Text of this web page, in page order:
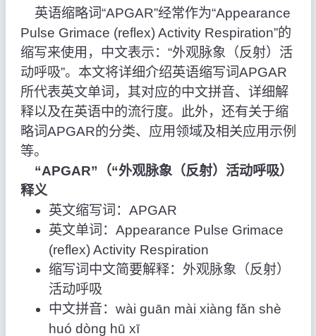
英语缩略词“APGAR”经常作为“Appearance
Pulse Grimace (reflex) Activity Respiration”的
缩写来使用，中文表示：“外观脉象（反射）活
动呼吸”。本文将详细介绍英语缩写词APGAR
所代表英文单词，其对应的中文拼音、详细解
释以及在英语中的流行度。此外，还有关于缩
略词APGAR的分类、应用领域及相关应用示例
等。
“APGAR”（“外观脉象（反射）活动呼吸）
释义
英文缩写词：APGAR
英文单词：Appearance Pulse Grimace
(reflex) Activity Respiration
缩写词中文简要解释：外观脉象（反射）
活动呼吸
中文拼音：wài guān mài xiàng fǎn shè
huó dòng hū xī